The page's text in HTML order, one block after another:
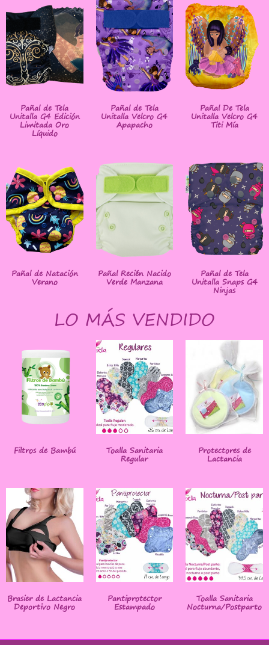
Pañal de Tela
Unitalla G4 Edición
Limitada Oro
Líquido
Pañal de Tela
Unitalla Velcro G4
Apapacho
Pañal De Tela
Unitalla Velcro G4
Titi Mía
Pañal de Natación
Verano
Pañal Recién Nacido
Verde Manzana
Pañal de Tela
Unitalla Snaps G4
Ninjas
LO MÁS VENDIDO
Filtros de Bambú Toalla Sanitaria
Regular
Protectores de
Lactancia
Brasier de Lactancia
Deportivo Negro
Pantiprotector
Estampado
Toalla Sanitaria
Nocturna/Postparto